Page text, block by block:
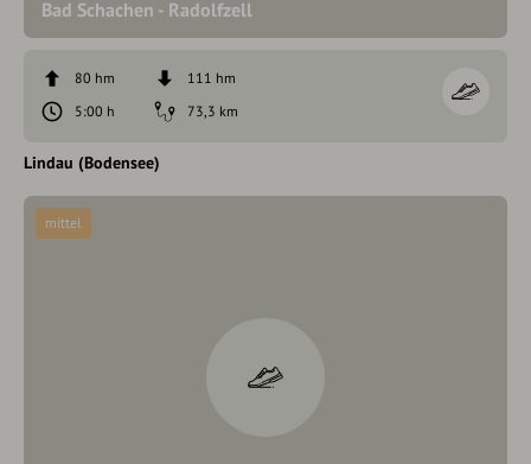
Bad Schachen - Radolfzell
80 hm
111 hm
5:00 h
73,3 km
Lindau (Bodensee)
mittel